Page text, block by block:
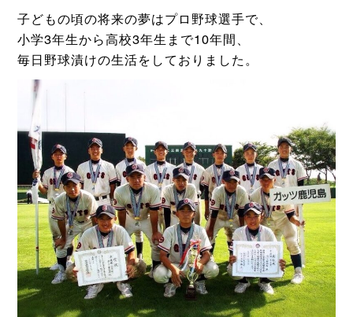
子どもの頃の将来の夢はプロ野球選手で、
小学3年生から高校3年生まで10年間、
毎日野球漬けの生活をしておりました。